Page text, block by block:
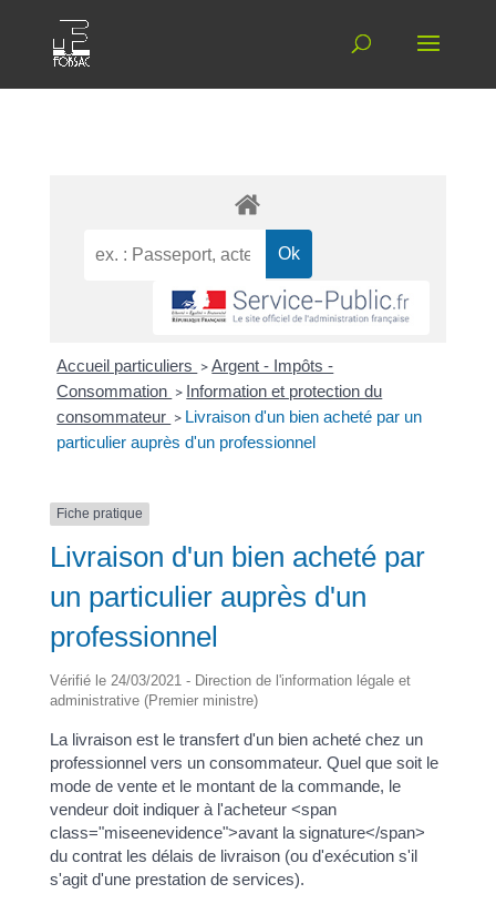
Accueil particuliers >Argent - Impôts -
Consommation > Information et protection du
consommateur > Livraison d'un bien acheté par un
particulier auprès d'un professionnel
Fiche pratique
Livraison d'un bien acheté par
un particulier auprès d'un
professionnel
Vérifié le 24/03/2021 - Direction de l'information légale et
administrative (Premier ministre)
La livraison est le transfert d'un bien acheté chez un
professionnel vers un consommateur. Quel que soit le
mode de vente et le montant de la commande, le
vendeur doit indiquer à l'acheteur <span
class="miseenevidence">avant la signature</span>
du contrat les délais de livraison (ou d'exécution s'il
s'agit d'une prestation de services).